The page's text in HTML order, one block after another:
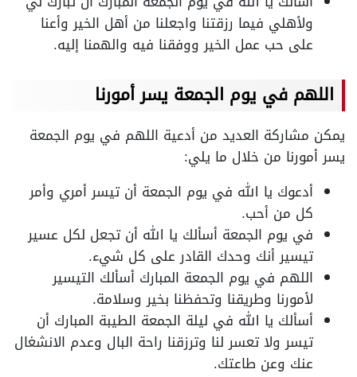
ولأهلي فيما رزقتنا واجعلنا من أهل الخير وأعنا
على حب عمل الخير ووفقنا فيه والهمنا إليه.
اللهم في يوم الجمعة يسر أمورنا
يمكن مشاركة العديد من أدعية اللهم في يوم الجمعة
يسر أمورنا من خلال ما يلي:
أدعوك يا الله في يوم الجمعة أن تيسر أمري وأمر
كل من أحب.
في يوم الجمعة أسألك يا الله أن تجعل لكل عسير
تيسير أنك وحدك القادر على كل شيء.
اللهم في يوم الجمعة المبارك أسألك التيسير
لأمورنا وطريقنا وتحفظنا بخير وسلامة.
أسألك يا الله في ليلة الجمعة الطيبة المبارك أن
تيسر ولا تعسر لنا وترزقنا راحة البال وعدم الانشغال
عنك وعن طاعتك.